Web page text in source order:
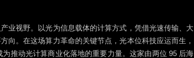
业视野。以光为信息载体的计算方式，凭借光速传输、大
向。在这场算力革命的关键节点，光本位科技应运而生，
推动光计算商业化落地的重要力量。这家由两位 95 后海